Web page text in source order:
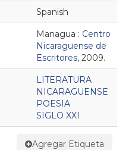
Spanish
Managua : Centro
Nicaraguense de
Escritores, 2009.
LITERATURA
NICARAGUENSE
POESIA
SIGLO XXI
Agregar Etiqueta